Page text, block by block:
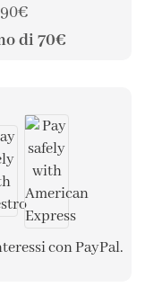
di 70€
con PayPal.